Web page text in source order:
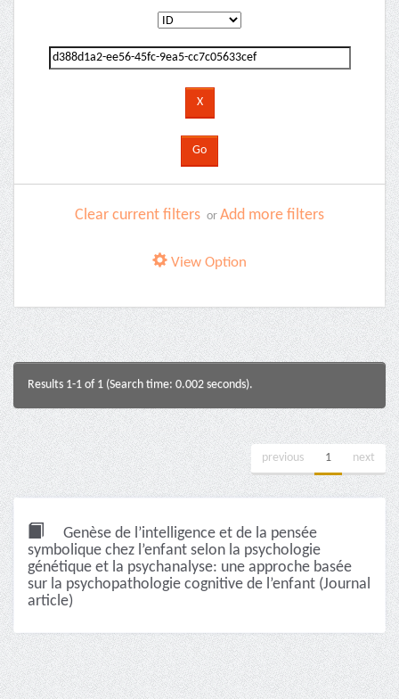
Clear current filters or Add more filters
View Option
Results 1-1 of 1 (Search time: 0.002 seconds).
previous 1 next
Genèse de l’intelligence et de la pensée
symbolique chez l’enfant selon la psychologie
génétique et la psychanalyse: une approche basée
sur la psychopathologie cognitive de l’enfant (Journal
article)